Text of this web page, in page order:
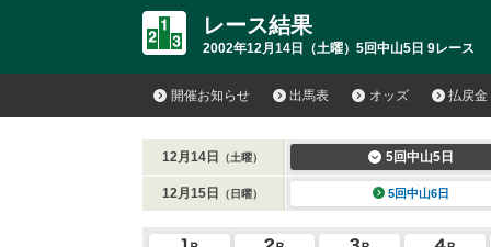
レース結果
2002年12月14日（土曜）5回中山5日 9レース
開催お知らせ 出馬表 オッズ 払戻金
12月14日 （土曜） 5回中山5日
12月15日 （日曜） 5回中山6日